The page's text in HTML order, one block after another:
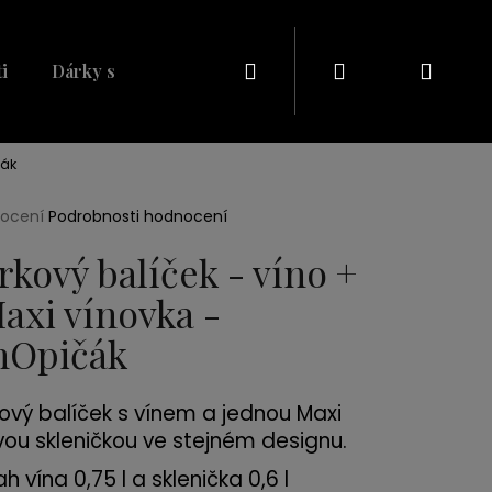
Dárky s naším potiskem Dárkové balíčky
Přihlášení
Podrobnosti hodnocení
balíček - víno +
vínovka -
balíček s vínem a jednou Maxi
skleničkou ve stejném designu.
vína 0,75 l a sklenička 0,6 l
Následující